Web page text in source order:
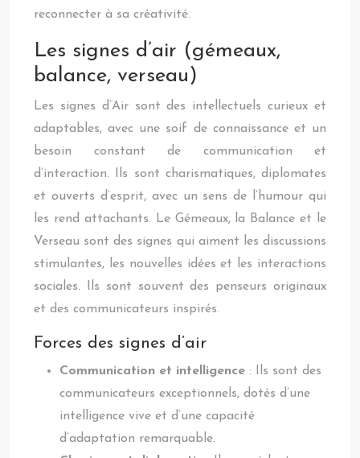
reconnecter à sa créativité.
Les signes d’air (gémeaux,
balance, verseau)
Les signes d’Air sont des intellectuels curieux et
adaptables, avec une soif de connaissance et un
besoin constant de communication et
d’interaction. Ils sont charismatiques, diplomates
et ouverts d’esprit, avec un sens de l’humour qui
les rend attachants. Le Gémeaux, la Balance et le
Verseau sont des signes qui aiment les discussions
stimulantes, les nouvelles idées et les interactions
sociales. Ils sont souvent des penseurs originaux
et des communicateurs inspirés.
Forces des signes d’air
Communication et intelligence : Ils sont des
communicateurs exceptionnels, dotés d’une
intelligence vive et d’une capacité
d’adaptation remarquable.